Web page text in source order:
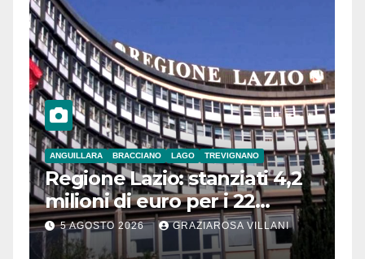
ANGUILLARA BRACCIANO LAGO TREVIGNANO
Regione Lazio: stanziati 4,2
milioni di euro per i 22
Comuni dell’Etruria
Meridionale
5 AGOSTO 2026 GRAZIAROSA VILLANI